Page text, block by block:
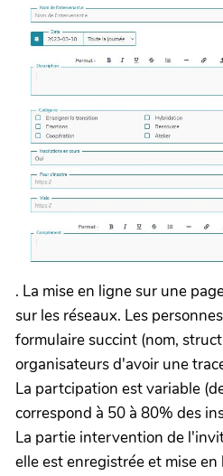
. La mise en ligne sur une
sur les réseaux. Les
formulaire succint (nom,
organisateurs d'avoir une
La partcipation est variable
correspond à 50 à 80% des
La partie intervention de
elle est enregistrée et mise en